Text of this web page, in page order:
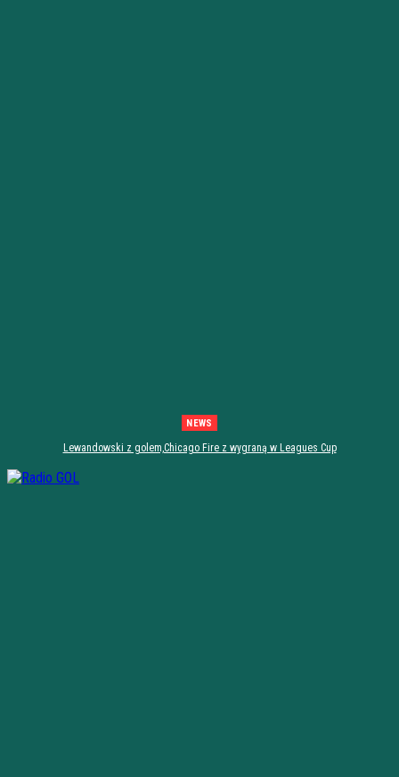
NEWS
Lewandowski z golem,Chicago Fire z wygraną w Leagues Cup